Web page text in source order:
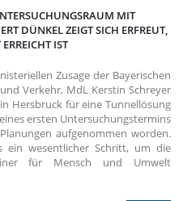
MIT
DÜNKEL ZEIGT SICH ERFREUT,
IST
Zusage der Bayerischen
Verkehr, MdL Kerstin Schreyer
Hersbruck für eine Tunnellösung
ersten Untersuchungstermins
aufgenommen worden.
wesentlicher Schritt, um die
für Mensch und Umwelt